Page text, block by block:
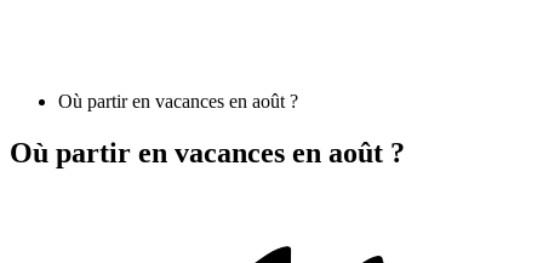
Où partir en vacances en août ?
Où partir en vacances en août ?